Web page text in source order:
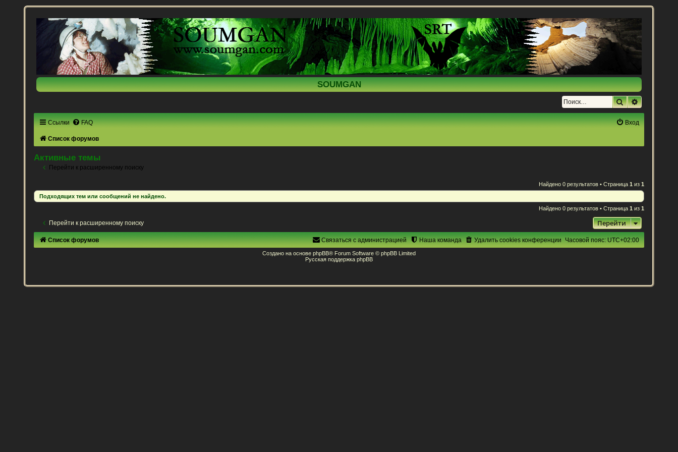
SOUMGAN
Поиск
Ссылки FAQ Вход
Список форумов
Активные темы
Перейти к расширенному поиску
Найдено 0 результатов • Страница 1 из 1
Подходящих тем или сообщений не найдено.
Найдено 0 результатов • Страница 1 из 1
Перейти к расширенному поиску Перейти
Список форумов Часовой пояс:UTC+02:00
Удалить cookies конференции
Наша команда
Связаться с администрацией
Создано на основе phpBB® Forum Software © phpBB Limited
Русская поддержка phpBB